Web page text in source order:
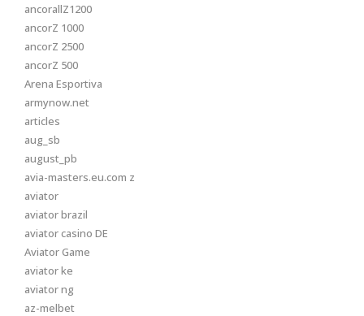
ancorallZ1200
ancorZ 1000
ancorZ 2500
ancorZ 500
Arena Esportiva
armynow.net
articles
aug_sb
august_pb
avia-masters.eu.com z
aviator
aviator brazil
aviator casino DE
Aviator Game
aviator ke
aviator ng
az-melbet